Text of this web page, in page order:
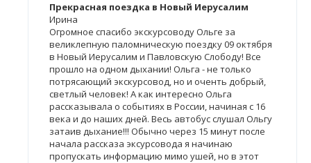
Прекрасная поездка в Новый Иерусалим
Ирина
Огромное спасибо экскурсоводу Ольге за
великлепную паломническую поездку 09 октября
в Новый Иерусалим и Павловскую Слободу! Все
прошло на одном дыхании! Ольга - не только
потрясающий экскурсовод, но и оченть добрый,
светлый человек! А как интересно Ольга
рассказывала о событиях в России, начиная с 16
века и до наших дней. Весь автобус слушал Ольгу
затаив дыхание!!! Обычно через 15 минут после
начала рассказа эксурсовода я начинаю
пропускать информацию мимо ушей, но в этот